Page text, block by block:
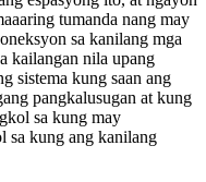
tumanda nang may
sa kanilang mga
kailangan nila upang
sistema kung saan ang
pangkalusugan at kung
sa kung may
sa kung ang kanilang